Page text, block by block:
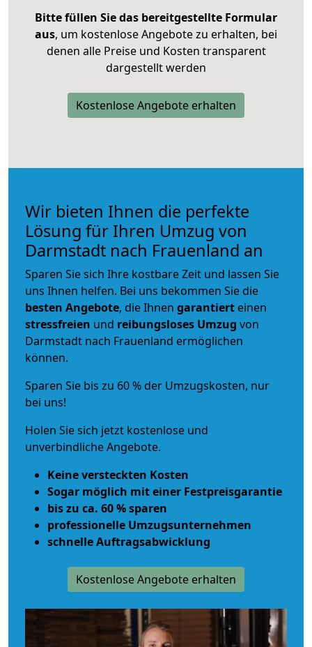
Bitte füllen Sie das bereitgestellte Formular
aus, um kostenlose Angebote zu erhalten, bei
denen alle Preise und Kosten transparent
dargestellt werden
Kostenlose Angebote erhalten
Wir bieten Ihnen die perfekte
Lösung für Ihren Umzug von
Darmstadt nach Frauenland an
Sparen Sie sich Ihre kostbare Zeit und lassen Sie
uns Ihnen helfen. Bei uns bekommen Sie die
besten Angebote, die Ihnen garantiert einen
stressfreien und reibungsloses Umzug von
Darmstadt nach Frauenland ermöglichen
können.
Sparen Sie bis zu 60 % der Umzugskosten, nur
bei uns!
Holen Sie sich jetzt kostenlose und
unverbindliche Angebote.
Keine versteckten Kosten
Sogar möglich mit einer Festpreisgarantie
bis zu ca. 60 % sparen
professionelle Umzugsunternehmen
schnelle Auftragsabwicklung
Kostenlose Angebote erhalten